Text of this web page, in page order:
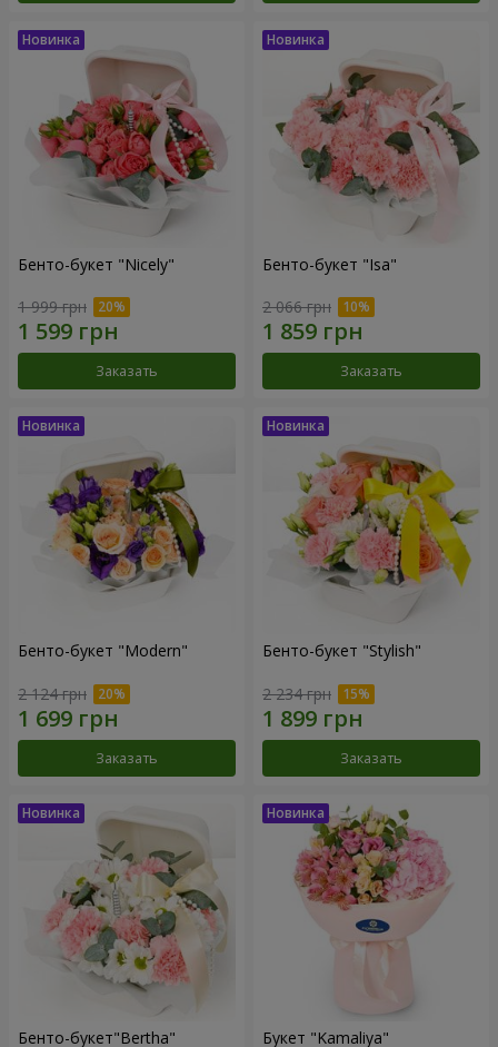
Бенто-букет "Nicely"
1 999 грн
Заказать
Бенто-букет "Isa"
2 066 грн
Заказать
Бенто-букет "Modern"
2 124 грн
Заказать
Бенто-букет "Stylish"
2 234 грн
Заказать
Бенто-букет"Bertha" Букет "Kamaliya"